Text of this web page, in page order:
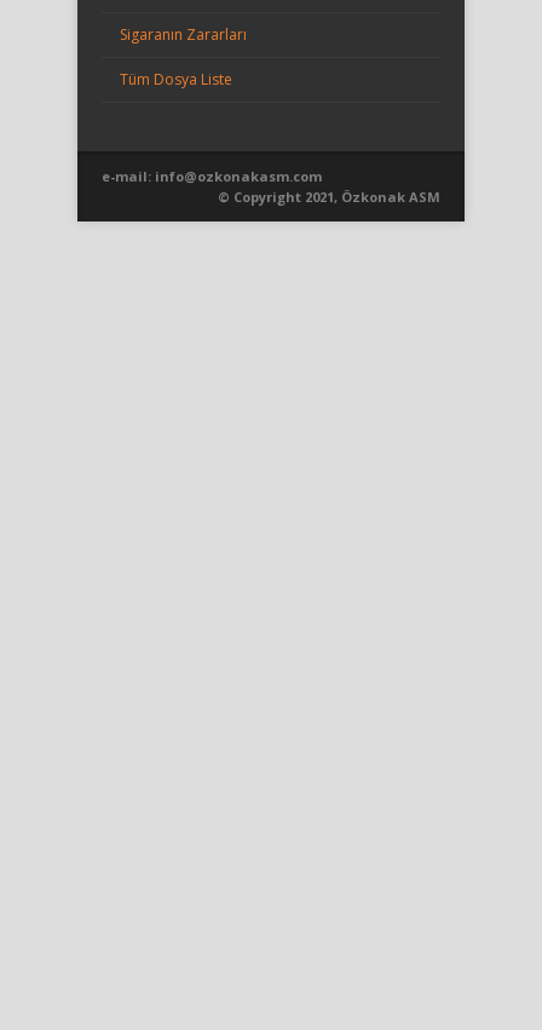
Sigaranın Zararları
Tüm Dosya Liste
e-mail: info@ozkonakasm.com
© Copyright 2021, Özkonak ASM